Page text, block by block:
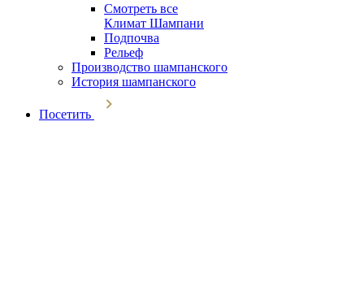
Смотреть все
Климат Шампани
Подпочва
Рельеф
Производство шампанского
История шампанского
Посетить